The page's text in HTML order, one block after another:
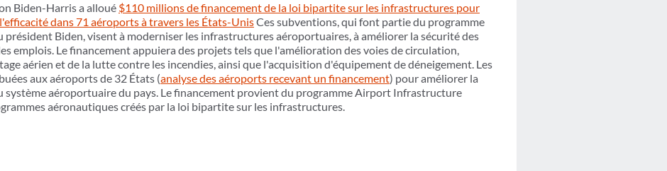
Biden-Harris a alloué $110 millions de financement de la loi bipartite sur les infrastructures pour
dans 71 aéroports à travers les États-UnisCes subventions, qui font partie du programme
président Biden, visent à moderniser les infrastructures aéroportuaires, à améliorer la sécurité des
emplois. Le financement appuiera des projets tels que l'amélioration des voies de circulation,
aérien et de la lutte contre les incendies, ainsi que l'acquisition d'équipement de déneigement. Les
aux aéroports de 32 États (analyse des aéroports recevant un financement) pour améliorer la
système aéroportuaire du pays. Le financement provient du programme Airport Infrastructure
aéronautiques créés par la loi bipartite sur les infrastructures.